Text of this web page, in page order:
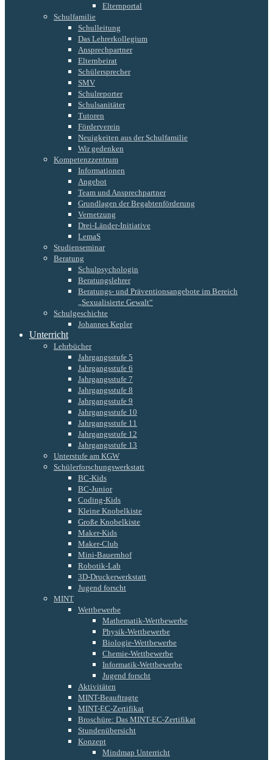
Elternportal
Schulfamilie
Schulleitung
Das Lehrerkollegium
Ansprechpartner
Elternbeirat
Schülersprecher
SMV
Schulreporter
Schulsanitäter
Tutoren
Förderverein
Neuigkeiten aus der Schulfamilie
Wir gedenken
Kompetenzzentrum
Informationen
Angebot
Team und Ansprechpartner
Grundlagen der Begabtenförderung
Vernetzung
Drei-Länder-Initiative
LemaS
Studienseminar
Beratung
Schulpsychologin
Beratungslehrer
Beratungs- und Präventionsangebote im Bereich
„Sexualisierte Gewalt“
Schulgeschichte
Johannes Kepler
Unterricht
Lehrbücher
Jahrgangsstufe 5
Jahrgangsstufe 6
Jahrgangsstufe 7
Jahrgangsstufe 8
Jahrgangsstufe 9
Jahrgangsstufe 10
Jahrgangsstufe 11
Jahrgangsstufe 12
Jahrgangsstufe 13
Unterstufe am KGW
Schülerforschungswerkstatt
BC-Kids
BC-Junior
Coding-Kids
Kleine Knobelkiste
Große Knobelkiste
Maker-Kids
Maker-Club
Mini-Bauernhof
Robotik-Lab
3D-Druckerwerkstatt
Jugend forscht
MINT
Wettbewerbe
Mathematik-Wettbewerbe
Physik-Wettbewerbe
Biologie-Wettbewerbe
Chemie-Wettbewerbe
Informatik-Wettbewerbe
Jugend forscht
Aktivitäten
MINT-Beauftragte
MINT-EC-Zertifikat
Broschüre: Das MINT-EC-Zertifikat
Stundenübersicht
Konzept
Mindmap Unterricht